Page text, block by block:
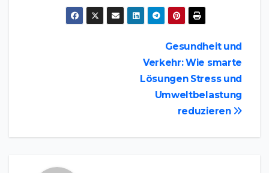
Beitragsnavigation
Gesundheit und
Verkehr: Wie smarte
Lösungen Stress und
Umweltbelastung
reduzieren